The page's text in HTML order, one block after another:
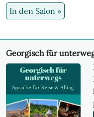
In den Salon »
Georgisch für